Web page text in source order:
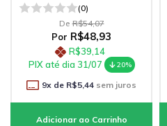
(0)
De R$54,07
Por R$48,93
R$39,14
PIX até dia 31/07
20%
9x de R$5,44 sem juros